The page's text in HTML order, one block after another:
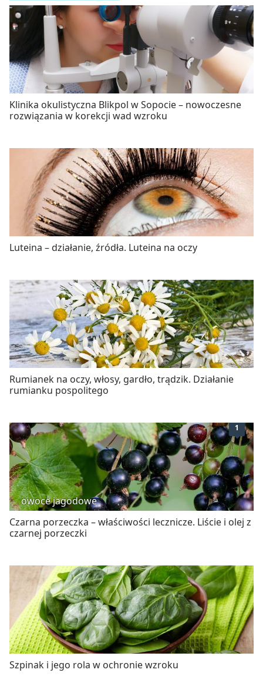
Klinika okulistyczna Blikpol w Sopocie – nowoczesne
rozwiązania w korekcji wad wzroku
Luteina – działanie, źródła. Luteina na oczy
Rumianek na oczy, włosy, gardło, trądzik. Działanie
rumianku pospolitego
1
owoce jagodowe
Czarna porzeczka – właściwości lecznicze. Liście i olej z
czarnej porzeczki
Szpinak i jego rola w ochronie wzroku